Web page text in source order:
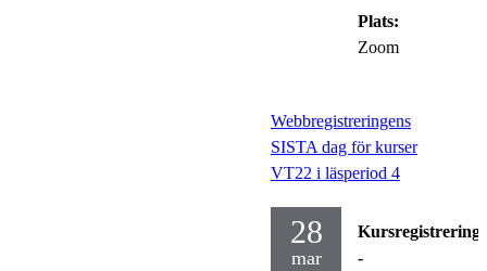
Plats:
Zoom
Webbregistreringens
SISTA dag för kurser
VT22 i läsperiod 4
28
mar
Kursregistrering
-